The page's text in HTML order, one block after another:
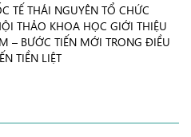
TẾ THÁI NGUYÊN TỔ CHỨC
THẢO KHOA HỌC GIỚI THIỆU
– BƯỚC TIẾN MỚI TRONG ĐIỀU
TIỀN LIỆT